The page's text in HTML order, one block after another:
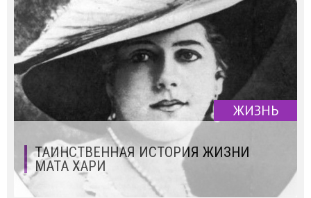
ЖИЗНЬ
ТАИНСТВЕННАЯ ИСТОРИЯ ЖИЗНИ
МАТА ХАРИ